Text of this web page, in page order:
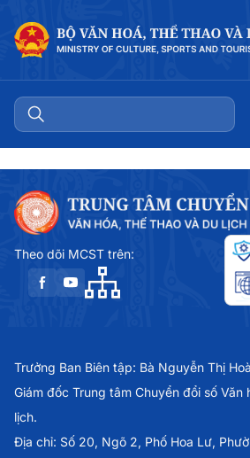
Theo dõi MCST trên:
Trưởng Ban Biên tập: Bà Nguyễn Thị
Giám đốc Trung tâm Chuyển đổi số Văn
lịch.
Địa chỉ: Số 20, Ngõ 2, Phố Hoa Lư,